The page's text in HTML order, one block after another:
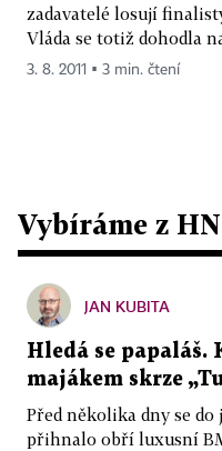
zadavatelé losují
Vláda se totiž dohodla
3. 8. 2011 ▪ 3 min. čtení
Vybíráme z HN
JAN KUBITA
Hledá se papaláš.
majákem skrze
Před několika dny se
přihnalo obří luxusní